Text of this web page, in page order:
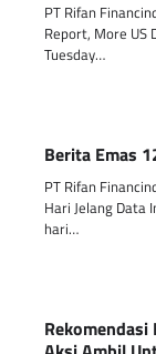
PT Rifan
Report, More US
Tuesday…
Berita Emas
PT Rifan
Hari Jelang Data
hari…